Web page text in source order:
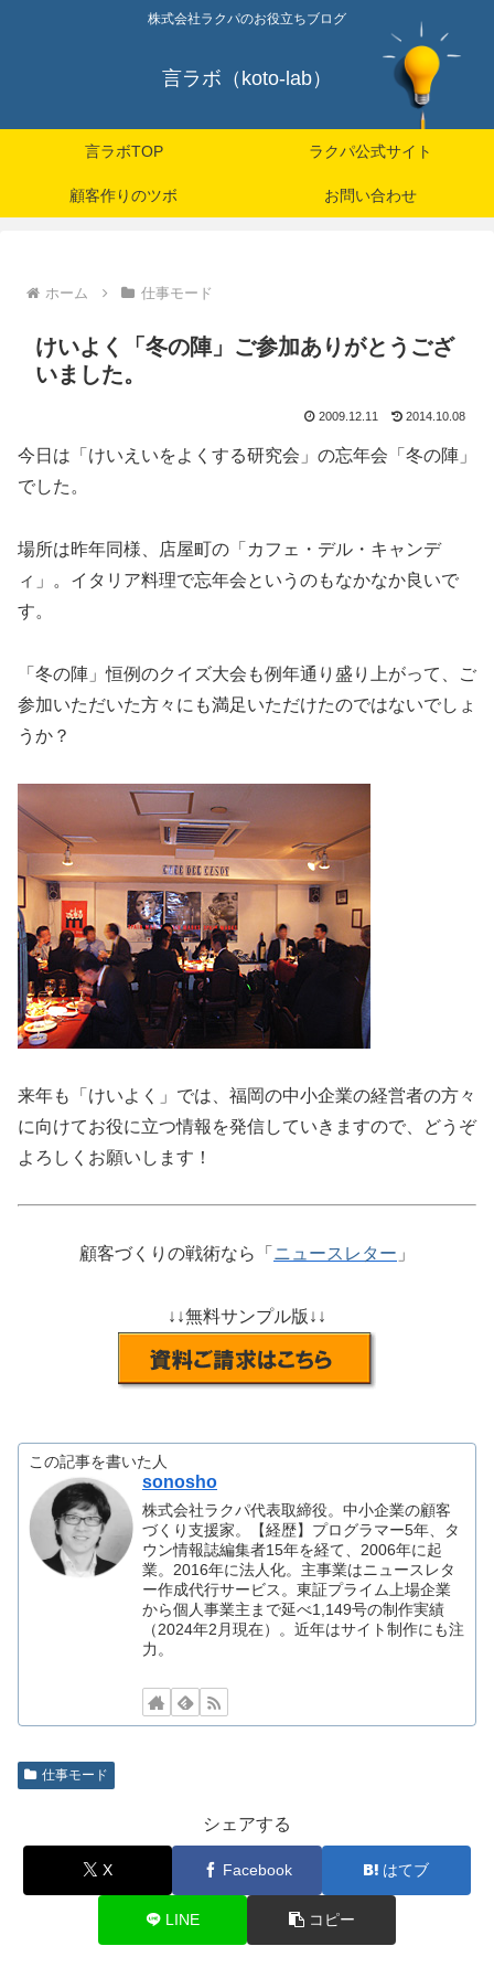
株式会社ラクパのお役立ちブログ
言ラボ（koto-lab）
言ラボTOP ラクパ公式サイト
顧客作りのツボ お問い合わせ
ホーム 仕事モード
けいよく「冬の陣」ご参加ありがとうござ
いました。
2009.12.11 2014.10.08
今日は「けいえいをよくする研究会」の忘年会「冬の陣」
でした。
場所は昨年同様、店屋町の「カフェ・デル・キャンデ
ィ」。イタリア料理で忘年会というのもなかなか良いで
す。
「冬の陣」恒例のクイズ大会も例年通り盛り上がって、ご
参加いただいた方々にも満足いただけたのではないでしょ
うか？
来年も「けいよく」では、福岡の中小企業の経営者の方々
に向けてお役に立つ情報を発信していきますので、どうぞ
よろしくお願いします！
顧客づくりの戦術なら「 ニュースレター 」
↓↓無料サンプル版↓↓
この記事を書いた人
sonosho
株式会社ラクパ代表取締役。中小企業の顧客
づくり支援家。【経歴】プログラマー5年、タ
ウン情報誌編集者15年を経て、2006年に起
業。2016年に法人化。主事業はニュースレタ
ー作成代行サービス。東証プライム上場企業
から個人事業主まで延べ1,149号の制作実績
（2024年2月現在）。近年はサイト制作にも注
力。
仕事モード
シェアする
X Facebook はてブ
LINE コピー